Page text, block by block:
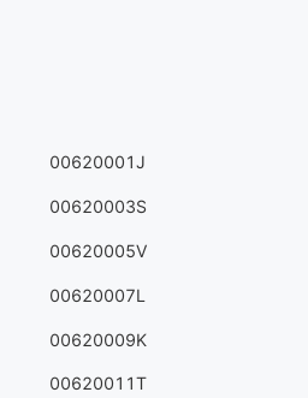
00620001J
00620003S
00620005V
00620007L
00620009K
00620011T